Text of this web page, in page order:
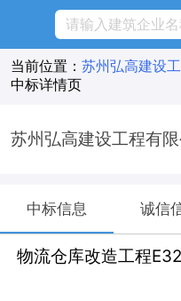
当前位置： 苏州弘高建设
中标详情页
苏州弘高建设工程有
中标信息 诚信
物流仓库改造工程